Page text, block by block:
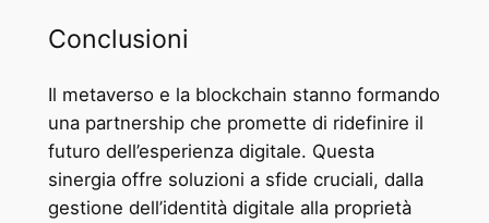
Conclusioni
Il metaverso e la blockchain stanno formando
una partnership che promette di ridefinire il
futuro dell’esperienza digitale. Questa
sinergia offre soluzioni a sfide cruciali, dalla
gestione dell’identità digitale alla proprietà